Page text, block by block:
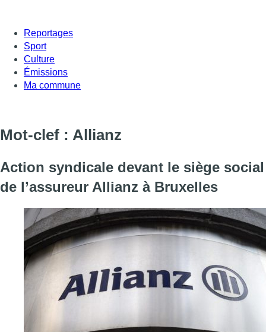
Reportages
Sport
Culture
Émissions
Ma commune
Mot-clef : Allianz
Action syndicale devant le siège social
de l’assureur Allianz à Bruxelles